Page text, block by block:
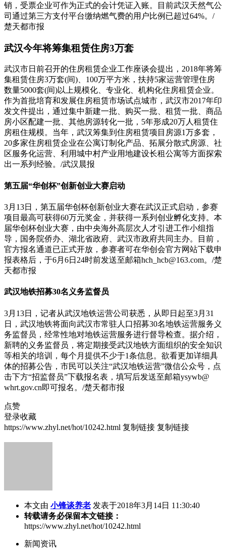
销，受票企业可作为正式的会计凭证入账。目前武汉天然气公
司通过第三方支付平台缴纳燃气费的用户比例已超过64%。/
楚天都市报
武汉今年将筹集租赁住房3万套
武汉市日前召开的住房租赁企业工作座谈会提出，2018年将筹
集租赁住房3万套(间)、100万平方米，扶持5家运营管理住房
数量5000套(间)以上规模化、专业化、机构化住房租赁企业。
作为首批培育和发展住房租赁市场试点城市，武汉市2017年印
发文件提出，通过集中新建一批、购买一批、租赁一批、商品
房小区配建一批、其他房源转化一批，5年形成20万人租赁住
房租住规模。当年，武汉筹集到住房租赁项目房源1万多套，
20多家住房租赁企业在公寓订制化产品、拓展分散式房源、社
区服务化运营、利用城中村产业用地建设长租公寓等方面探索
出一系列经验。/武汉晨报
第五届“华创杯”创新创业大赛启动
3月13日，第五届华创杯创新创业大赛在武汉正式启动，参赛
项目最高可获得60万元奖金，并获得一系列创业孵化支持。本
届华创杯创业大赛，由中央海外高层次人才引进工作小组指
导，国务院侨办、湖北省政府、武汉市政府共同主办。目前，
官方报名通道已正式开放，参赛者可在华创会官方网站下载申
报表格后，于6月6日24时前发送至邮箱hch_hcb@163.com。/楚
天都市报
武汉地铁招募30名义务监督员
3月13日，记者从武汉地铁运营公司获悉，从即日起至3月31
日，武汉地铁将面向武汉市常驻人口招募30名地铁运营服务义
务监督员，经常性地对地铁运营服务进行督导检查。据介绍，
新聘的义务监督员，将定期接受武汉地铁方面组织的安全知识
等相关的培训，每个月提供不少于1条信息。欲看更加详细具
体的招募公告，市民可以关注“武汉地铁运营”微信公众号，点
击下方“招监督员”下载报名表，填写后发送至邮箱ysywb@
whrt.gov.cn即可报名。/楚天都市报
点赞
登录收藏
https://www.zhyl.net/hot/10242.html 复制链接 复制链接
本文由 小锋谈养老 发表于2018年3月14日 11:30:40
转载请务必保留本文链接：
https://www.zhyl.net/hot/10242.html
新闻资讯